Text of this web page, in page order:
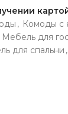
, Комоды с
Мебель для
для спальни ,